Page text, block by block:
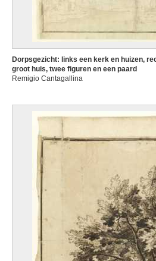
Dorpsgezicht: links een kerk en huizen,
groot huis, twee figuren en een paard
Remigio Cantagallina